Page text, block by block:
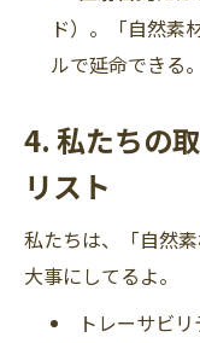
ド）。「自然素
ルで延命できる。
4. 私たちの
リスト
私たちは、「自然
大事にしてるよ。
トレーサビ